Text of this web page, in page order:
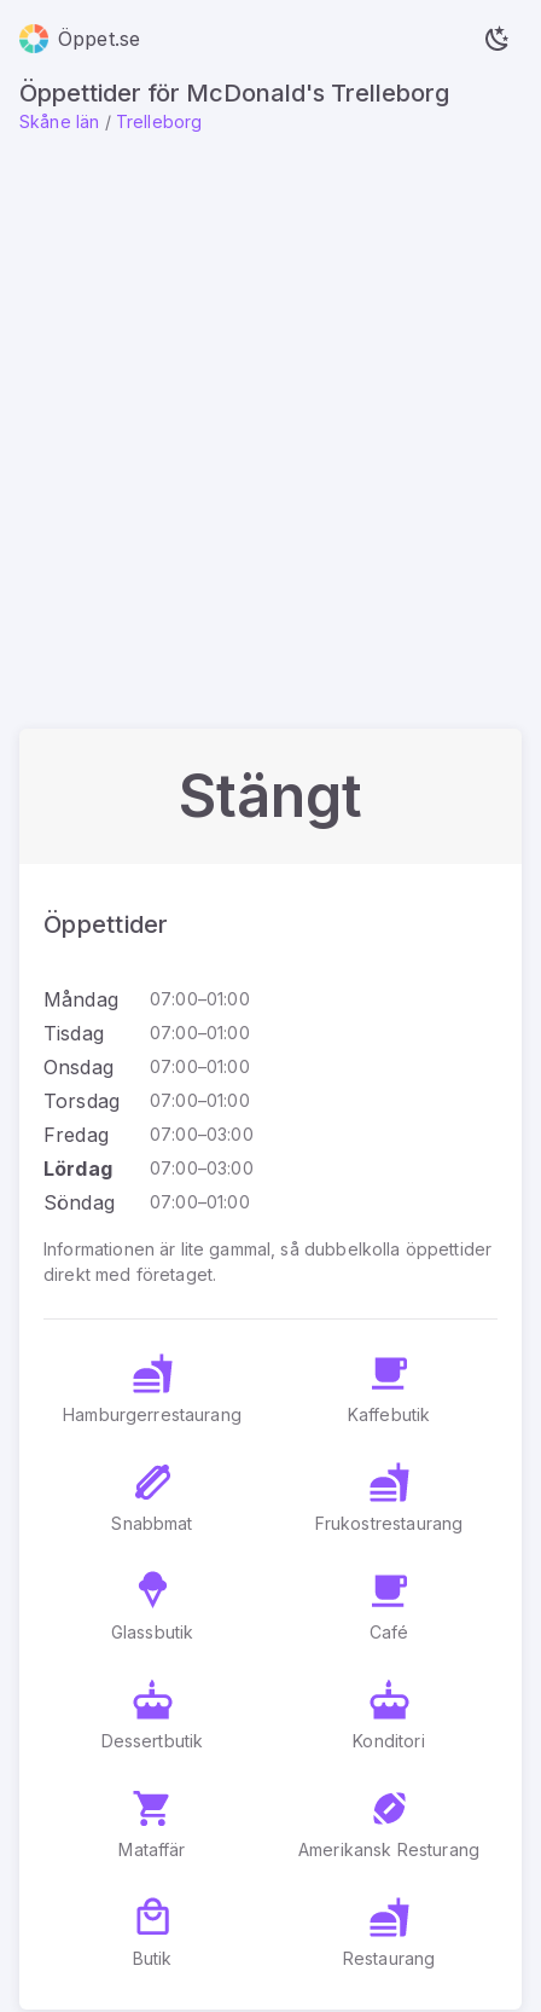
Öppet.se
Öppettider för McDonald's Trelleborg
Skåne län / Trelleborg
Stängt
Öppettider
Måndag 07:00–01:00
Tisdag 07:00–01:00
Onsdag 07:00–01:00
Torsdag 07:00–01:00
Fredag 07:00–03:00
Lördag 07:00–03:00
Söndag 07:00–01:00
Informationen är lite gammal, så dubbelkolla öppettider
direkt med företaget.
Hamburgerrestaurang Kaffebutik
Snabbmat Frukostrestaurang
Glassbutik Café
Dessertbutik Konditori
Mataffär Amerikansk Resturang
Butik Restaurang